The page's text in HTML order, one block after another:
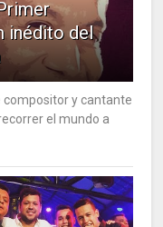
inédito del
compositor y cantante
el mundo a